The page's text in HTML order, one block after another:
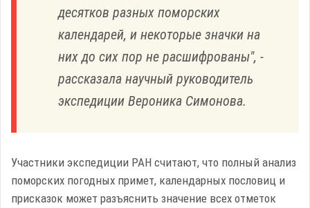
десятков разных поморских
календарей, и некоторые значки на
них до сих пор не расшифрованы", -
рассказала научный руководитель
экспедиции Вероника Симонова.
Участники экспедиции РАН считают, что полный анализ
поморских погодных примет, календарных пословиц и
присказок может разъяснить значение всех отметок